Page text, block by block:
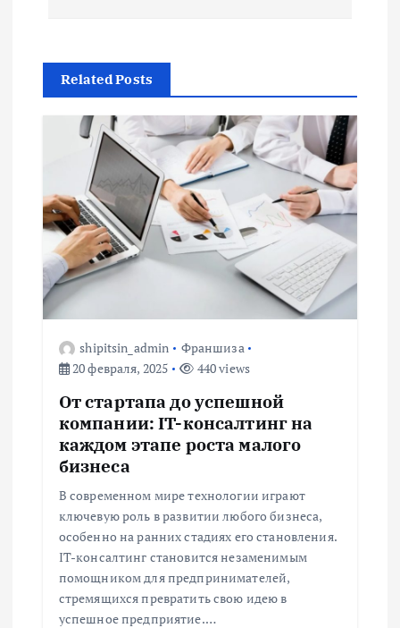
г
а
и
я
п
Related Posts
shipitsin_admin
Франшиза
20 февраля, 2025
440 views
От стартапа до успешной
компании: IT-консалтинг на
каждом этапе роста малого
бизнеса
В современном мире технологии играют
ключевую роль в развитии любого бизнеса,
особенно на ранних стадиях его становления.
IT-консалтинг становится незаменимым
помощником для предпринимателей,
стремящихся превратить свою идею в
успешное предприятие.…